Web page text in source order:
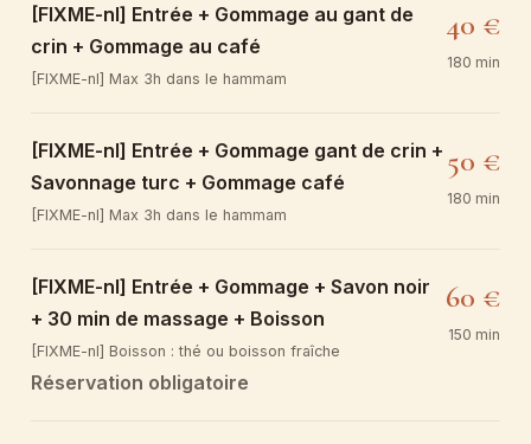
[FIXME-nl] Entrée + Gommage au gant de
crin + Gommage au café
[FIXME-nl] Max 3h dans le hammam
40 €
180 min
[FIXME-nl] Entrée + Gommage gant de crin +
Savonnage turc + Gommage café
[FIXME-nl] Max 3h dans le hammam
50 €
180 min
[FIXME-nl] Entrée + Gommage + Savon noir
+ 30 min de massage + Boisson
[FIXME-nl] Boisson : thé ou boisson fraîche
Réservation obligatoire
60 €
150 min